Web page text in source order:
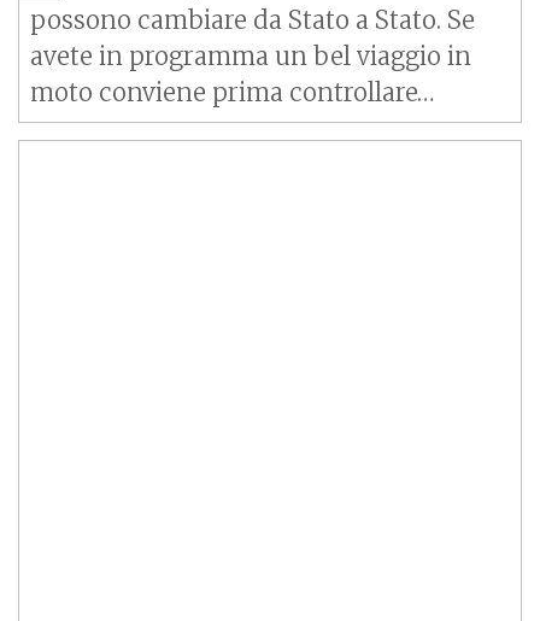
possono cambiare da Stato a Stato. Se
avete in programma un bel viaggio in
moto conviene prima controllare…